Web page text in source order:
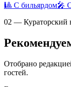
🎱 С бильярдом🎤
02 — Кураторский
Отобрано
гостей.